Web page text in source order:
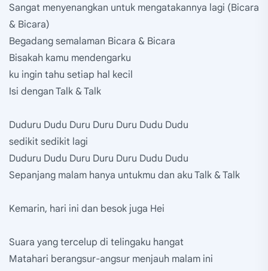
Sangat menyenangkan untuk mengatakannya lagi (Bicara
& Bicara)
Begadang semalaman Bicara & Bicara
Bisakah kamu mendengarku
ku ingin tahu setiap hal kecil
Isi dengan Talk & Talk
Duduru Dudu Duru Duru Duru Dudu Dudu
sedikit sedikit lagi
Duduru Dudu Duru Duru Duru Dudu Dudu
Sepanjang malam hanya untukmu dan aku Talk & Talk
Kemarin, hari ini dan besok juga Hei
Suara yang tercelup di telingaku hangat
Matahari berangsur-angsur menjauh malam ini